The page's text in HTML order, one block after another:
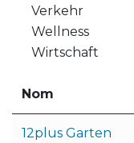
Verkehr
Wellness
Wirtschaft
Nom
12plus Garten